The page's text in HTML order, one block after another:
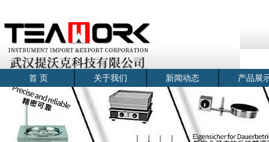
首 页 关于我们 新闻动态 产品展